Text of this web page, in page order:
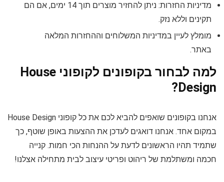
מדיניות החזרות: ניתן להחזיר מוצרים תוך 14 ימים, אם הם
תקינים וללא נזק.
מומלץ לעיין במדיניות המשלוחים וההחזרות המלאה
באתר.
למה לבחור בקופונים לקופוני House
Design?
אנחנו בקופונים שואפים להביא לכם את כל קופוני House Design
במקום אחד. אנחנו דואגים לעדכן את ההצעות באופן שוטף, כך
שתמיד תהיו הראשונים לדעת על ההנחות הכי חמות. קנייה
חכמה ומשתלמת של ריהוט ופריטי עיצוב לבית מתחילה אצלנו!